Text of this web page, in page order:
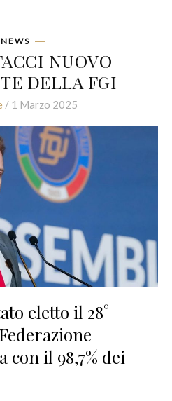
NEWS
NUOVO
DELLA FGI
/ 1 Marzo 2025
eletto il 28°
con il 98,7% dei